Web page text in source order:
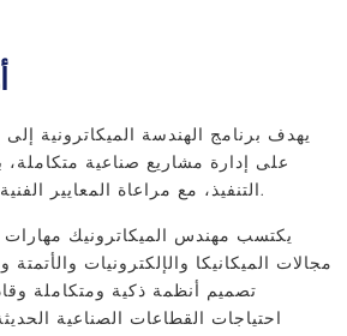
يهدف برنامج الهندسة الميكاترونية
على إدارة مشاريع صناعية
التنفيذ، مع مراعاة المعايير الفنية والاقتصادية والقانونية.
يكتسب مهندس الميكاترونيك
مجالات الميكانيكا والإلكترونيات
تصميم أنظمة ذكية ومتكاملة
احتياجات القطاعات الصناعية